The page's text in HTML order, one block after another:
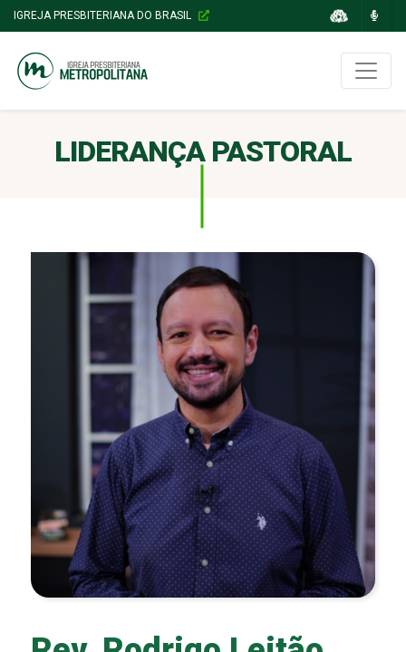
IGREJA PRESBITERIANA DO BRASIL
LIDERANÇA PASTORAL